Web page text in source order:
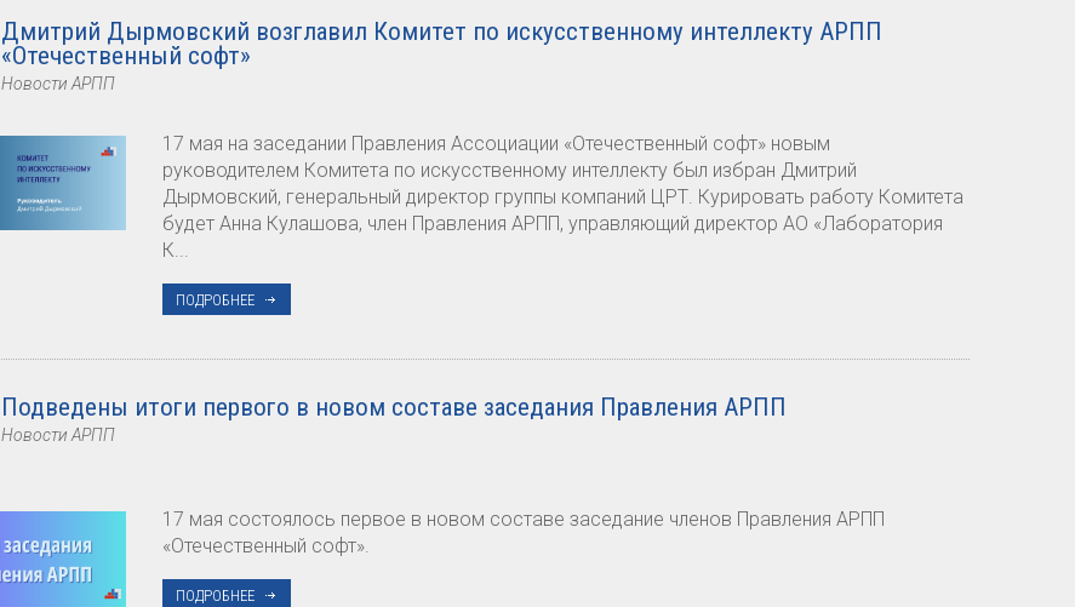
Дмитрий Дырмовский возглавил Комитет по искусственному интеллекту АРПП
«Отечественный софт»
Новости АРПП
17 мая на заседании Правления Ассоциации «Отечественный софт» новым
руководителем Комитета по искусственному интеллекту был избран Дмитрий
Дырмовский, генеральный директор группы компаний ЦРТ. Курировать работу Комитета
будет Анна Кулашова, член Правления АРПП, управляющий директор АО «Лаборатория
К...
ПОДРОБНЕЕ
Подведены итоги первого в новом составе заседания Правления АРПП
Новости АРПП
17 мая состоялось первое в новом составе заседание членов Правления АРПП
«Отечественный софт».
ПОДРОБНЕЕ